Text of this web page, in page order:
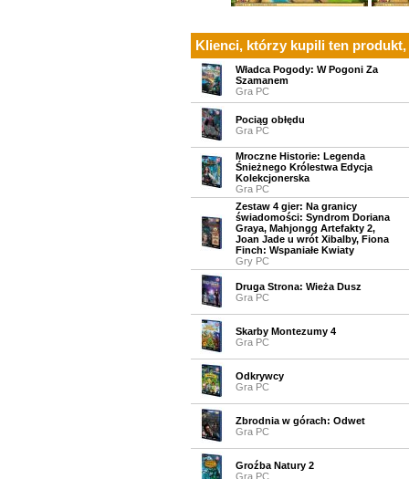
Klienci, którzy kupili ten
Władca Pogody: W Pogoni Za
Szamanem
Gra PC
Pociąg obłędu
Gra PC
Mroczne Historie: Legenda
Śnieżnego Królestwa Edycja
Kolekcjonerska
Gra PC
Zestaw 4 gier: Na granicy
świadomości: Syndrom Doriana
Graya, Mahjongg Artefakty 2,
Joan Jade u wrót Xibalby, Fiona
Finch: Wspaniałe Kwiaty
Gry PC
Druga Strona: Wieża Dusz
Gra PC
Skarby Montezumy 4
Gra PC
Odkrywcy
Gra PC
Zbrodnia w górach: Odwet
Gra PC
Groźba Natury 2
Gra PC